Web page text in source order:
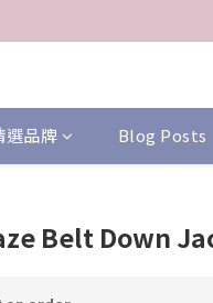
選品牌 Blog Posts
Belt Down